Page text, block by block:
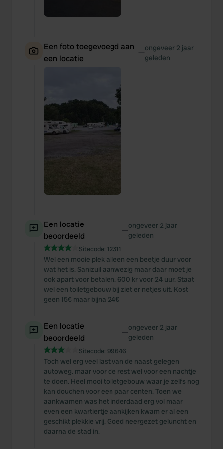
Een foto toegevoegd aan
een locatie
—ongeveer 2 jaar
geleden
Een locatie
beoordeeld
—ongeveer 2 jaar
geleden
Sitecode: 12311
Wel een mooie plek alleen een beetje duur voor
wat het is. Sanizuil aanwezig maar daar moet je
ook apart voor betalen. 600 kr voor 24 uur. Staat
wel een toiletgebouw bij ziet er netjes uit. Kost
geen 15€ maar bijna 24€
Een locatie
beoordeeld
—ongeveer 2 jaar
geleden
Sitecode: 99646
Toch wel erg veel last van de naast gelegen
autoweg. maar voor de rest wel voor een nachtje
te doen. Heel mooi toiletgebouw waar je zelfs nog
kan douchen voor een paar centen. Toen we
aankwamen was het inderdaad erg vol maar
even een kwartiertje aankijken kwam er al een
geschikt plekkie vrij. Goed neergezet geluncht en
daarna de stad in.